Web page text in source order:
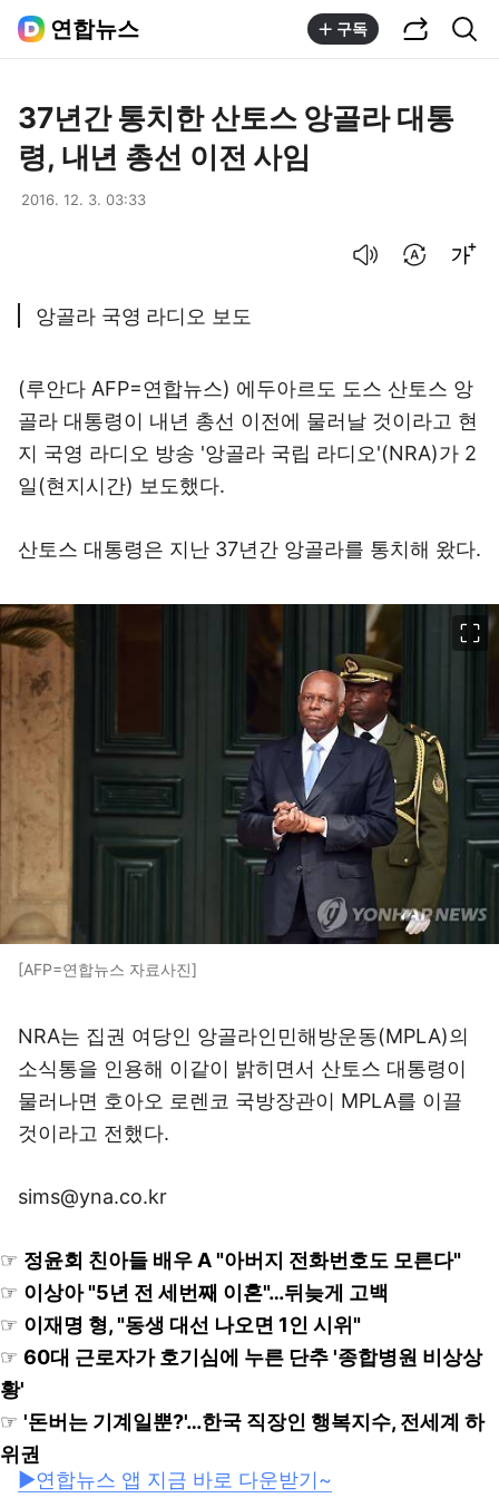
연합뉴스 구독
37년간 통치한 산토스 앙골라 대통
령, 내년 총선 이전 사임
2016. 12. 3. 03:33
앙골라 국영 라디오 보도
(루안다 AFP=연합뉴스) 에두아르도 도스 산토스 앙
골라 대통령이 내년 총선 이전에 물러날 것이라고 현
지 국영 라디오 방송 '앙골라 국립 라디오'(NRA)가 2
일(현지시간) 보도했다.
산토스 대통령은 지난 37년간 앙골라를 통치해 왔다.
[AFP=연합뉴스 자료사진]
NRA는 집권 여당인 앙골라인민해방운동(MPLA)의
소식통을 인용해 이같이 밝히면서 산토스 대통령이
물러나면 호아오 로렌코 국방장관이 MPLA를 이끌
것이라고 전했다.
sims@yna.co.kr
☞ 정윤회 친아들 배우 A "아버지 전화번호도 모른다"
☞ 이상아 "5년 전 세번째 이혼"…뒤늦게 고백
☞ 이재명 형, "동생 대선 나오면 1인 시위"
☞ 60대 근로자가 호기심에 누른 단추 '종합병원 비상상
황'
☞ '돈버는 기계일뿐?'…한국 직장인 행복지수, 전세계 하
위권
▶연합뉴스 앱 지금 바로 다운받기~